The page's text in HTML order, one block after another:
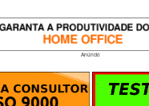
Anúncio